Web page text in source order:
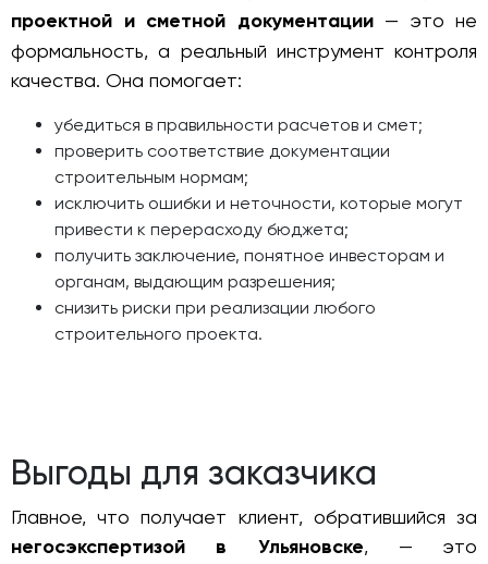
проектной и сметной документации— это не
формальность, а реальный инструмент контроля
качества. Она помогает:
убедиться в правильности расчетов и смет;
проверить соответствие документации
строительным нормам;
исключить ошибки и неточности, которые могут
привести к перерасходу бюджета;
получить заключение, понятное инвесторам и
органам, выдающим разрешения;
снизить риски при реализации любого
строительного проекта.
Выгоды для заказчика
Главное, что получает клиент, обратившийся за
негосэкспертизой в Ульяновске, — это